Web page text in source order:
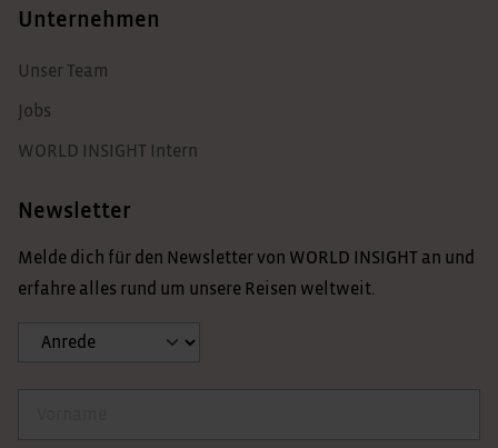
Unternehmen
Unser Team
Jobs
WORLD INSIGHT Intern
Newsletter
Melde dich für den Newsletter von WORLD INSIGHT an und
erfahre alles rund um unsere Reisen weltweit.
Anrede